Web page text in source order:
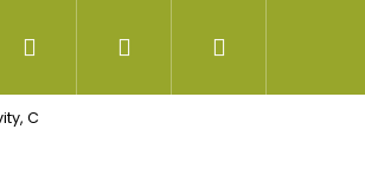
Servis jízdních kol Repase
Přihlášení
C